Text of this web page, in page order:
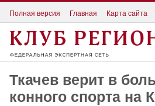
Полная версия Главная Карта сайта
Ткачев верит в
конного спорта на